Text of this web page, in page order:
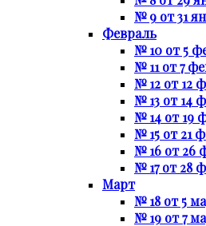
№ 9 от 31
Февраль
№ 10 от 5
№ 11 от 7
№ 12 от 12
№ 13 от 14
№ 14 от 19
№ 15 от 21
№ 16 от 26
№ 17 от 28
Март
№ 18 от 5
№ 19 от 7